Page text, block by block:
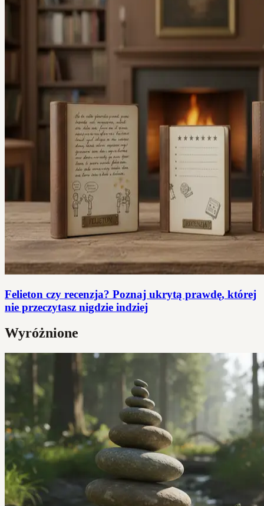
Felieton czy recenzja? Poznaj ukrytą prawdę, której
nie przeczytasz nigdzie indziej
Wyróżnione